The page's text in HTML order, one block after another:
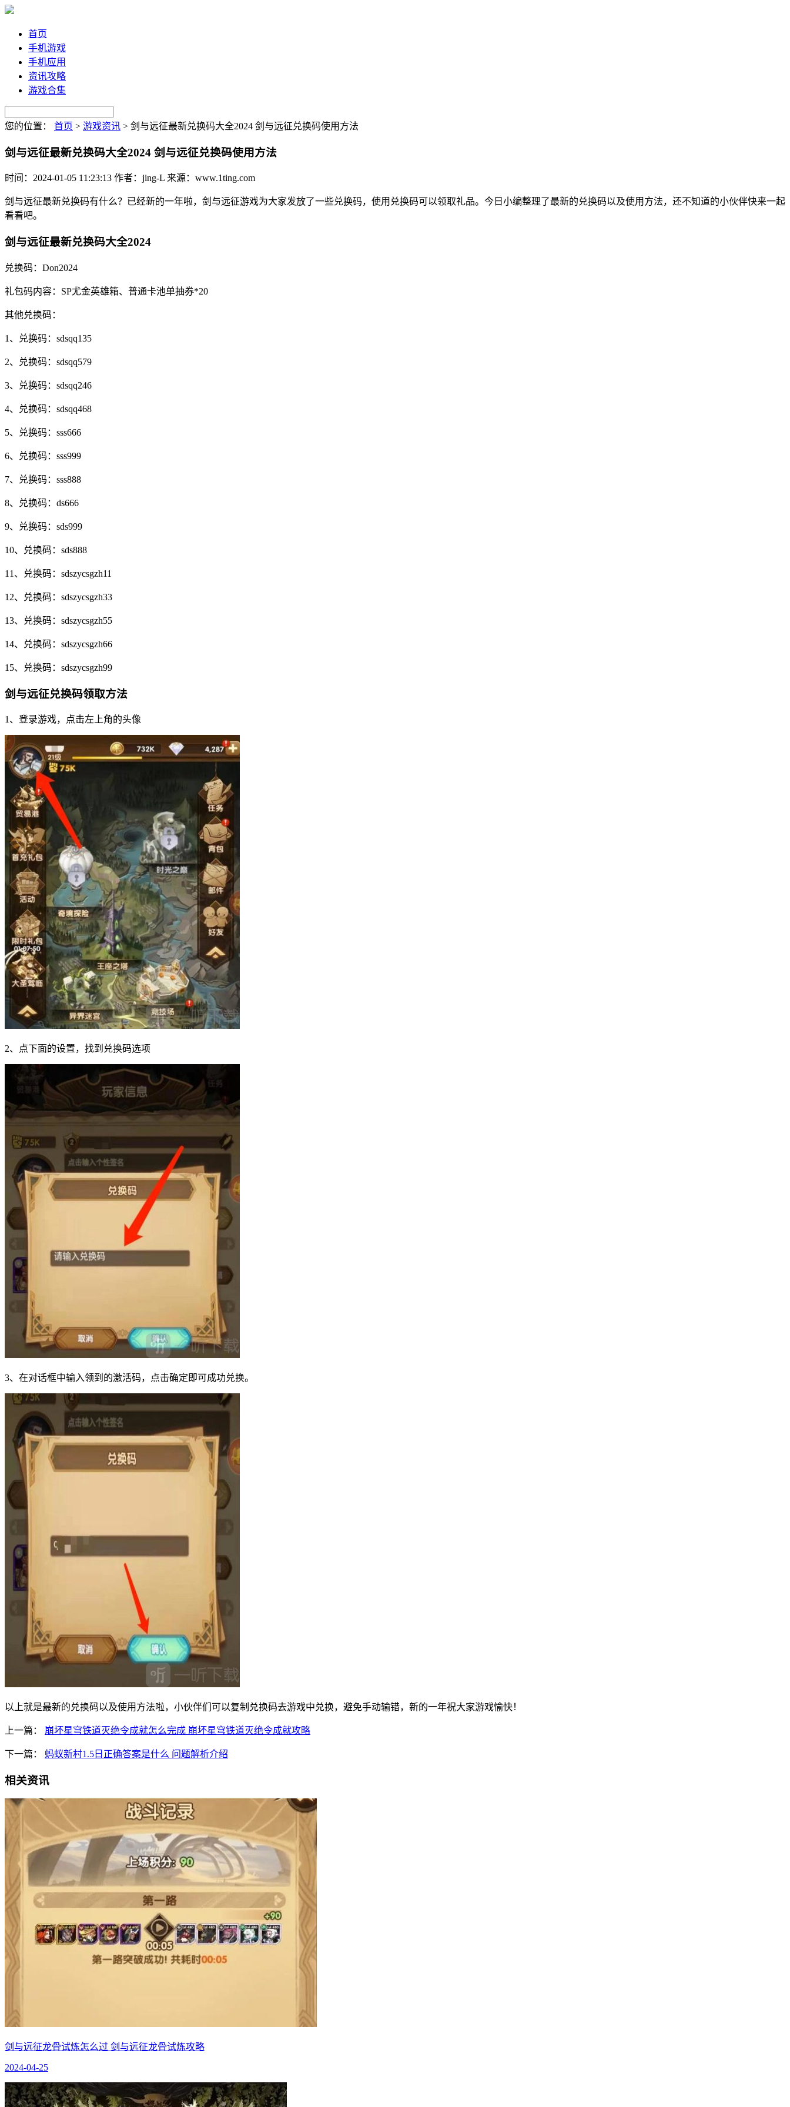
首页
手机游戏
手机应用
资讯攻略
游戏合集
您的位置： 首页 > 游戏资讯 > 剑与远征最新兑换码大全2024 剑与远征兑换码使用方法
剑与远征最新兑换码大全2024 剑与远征兑换码使用方法
时间：2024-01-05 11:23:13 作者：jing-L 来源：www.1ting.com
剑与远征最新兑换码有什么？已经新的一年啦，剑与远征游戏为大家发放了一些兑换码，使用兑换码可以领取礼品。今日小编整理了最新的兑换码以及使用方法，还不知道的小伙伴快来一起
看看吧。
剑与远征最新兑换码大全2024
兑换码：Don2024
礼包码内容：SP尤金英雄箱、普通卡池单抽券*20
其他兑换码：
1、兑换码：sdsqq135
2、兑换码：sdsqq579
3、兑换码：sdsqq246
4、兑换码：sdsqq468
5、兑换码：sss666
6、兑换码：sss999
7、兑换码：sss888
8、兑换码：ds666
9、兑换码：sds999
10、兑换码：sds888
11、兑换码：sdszycsgzh11
12、兑换码：sdszycsgzh33
13、兑换码：sdszycsgzh55
14、兑换码：sdszycsgzh66
15、兑换码：sdszycsgzh99
剑与远征兑换码领取方法
1、登录游戏，点击左上角的头像
2、点下面的设置，找到兑换码选项
3、在对话框中输入领到的激活码，点击确定即可成功兑换。
以上就是最新的兑换码以及使用方法啦，小伙伴们可以复制兑换码去游戏中兑换，避免手动输错，新的一年祝大家游戏愉快！
上一篇： 崩坏星穹铁道灭绝令成就怎么完成 崩坏星穹铁道灭绝令成就攻略
下一篇： 蚂蚁新村1.5日正确答案是什么 问题解析介绍
相关资讯
剑与远征龙骨试炼怎么过 剑与远征龙骨试炼攻略
2024-04-25